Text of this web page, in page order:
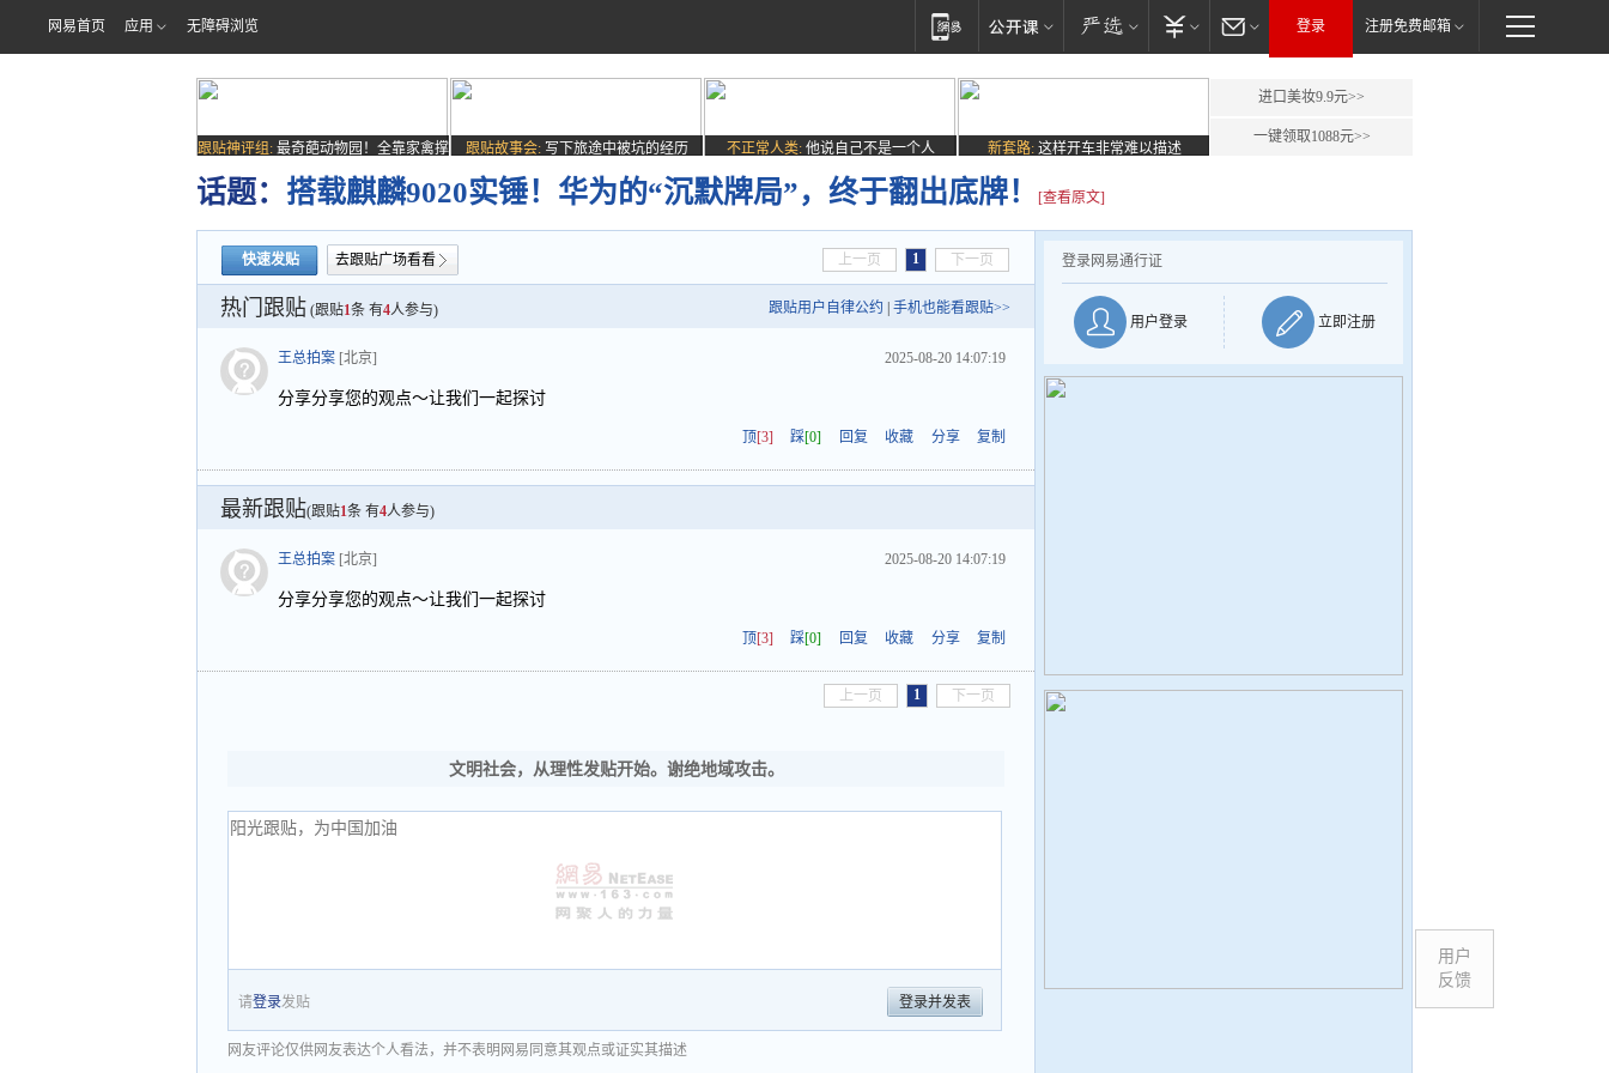
网易首页 应用 无障碍浏览 登录 注册免费邮箱
跟贴神评组: 最奇葩动物园！全靠家禽撑
场子
跟贴故事会: 写下旅途中被坑的经历 不正常人类: 他说自己不是一个人 新套路: 这样开车非常难以描述
进口美妆9.9元>>
一键领取1088元>>
话题： 搭载麒麟9020实锤！华为的“沉默牌局”，终于翻出底牌！ [查看原文]
快速发贴 去跟贴广场看看 上一页 1 下一页
热门跟贴 (跟贴1条 有4人参与) 跟贴用户自律公约 手机也能看跟贴>>
王总拍案 [北京] 2025-08-20 14:07:19
分享分享您的观点～让我们一起探讨
顶[3] 踩[0] 回复 收藏 分享 复制
最新跟贴(跟贴1条 有4人参与)
王总拍案 [北京] 2025-08-20 14:07:19
分享分享您的观点～让我们一起探讨
顶[3] 踩[0] 回复 收藏 分享 复制
上一页 1 下一页
文明社会，从理性发贴开始。谢绝地域攻击。
请登录发贴 登录并发表
网友评论仅供网友表达个人看法，并不表明网易同意其观点或证实其描述
登录网易通行证
用户登录 立即注册
用户
反馈